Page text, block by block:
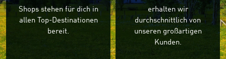
Shops stehen für dich in
allen Top-Destinationen
bereit.
erhalten wir
durchschnittlich von
unseren großartigen
Kunden.